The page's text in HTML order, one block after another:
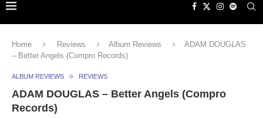
Home Reviews Album Reviews
ADAM DOUGLAS
– Better Angels (Compro Records)
ALBUM REVIEWS REVIEWS
ADAM DOUGLAS – Better Angels (Compro
Records)